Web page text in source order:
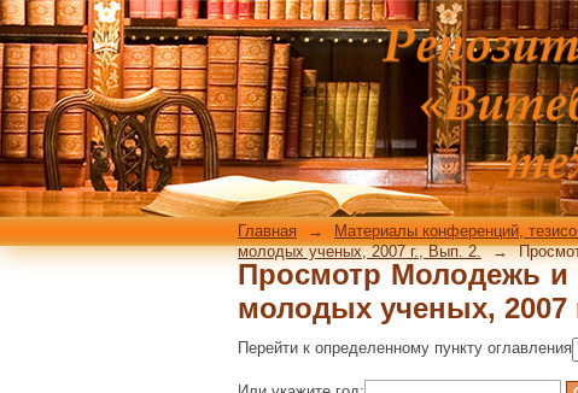
Просмотр Молодежь и
г., Вып. 2. по дате
Главная → Материалы конференций,
молодых ученых, 2007 г., Вып. 2. →
Просмотр Молодежь и
молодых ученых, 2007
Перейти к определенному пункту оглавления